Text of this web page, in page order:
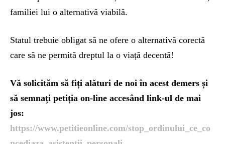
familiei lui o alternativă viabilă.
Statul trebuie obligat să ne ofere o alternativă corectă
care să ne permită dreptul la o viață decentă!
Vă solicităm să fiți alături de noi în acest demers și
să semnați petiția on-line accesând link-ul de mai
jos:
https://www.petitieonline.com/stop_ordinului_ce_co